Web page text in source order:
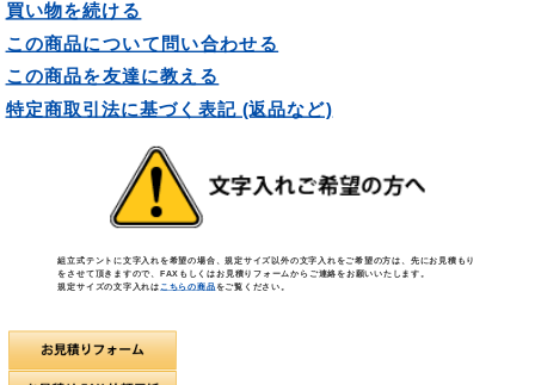
買い物を続ける
この商品について問い合わせる
この商品を友達に教える
特定商取引法に基づく表記 (返品など)
組立式テントに文字入れを希望の場合、規定サイズ以外の文字入れをご希望の方は、先にお見積もり
をさせて頂きますので、FAXもしくはお見積りフォームからご連絡をお願いいたします。
規定サイズの文字入れは こちらの商品 をご覧ください。